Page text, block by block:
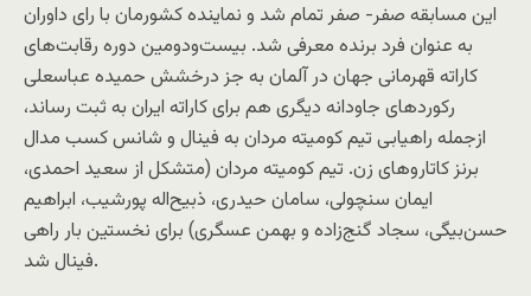
این مسابقه صفر- صفر تمام شد و نماینده کشورمان با رای داوران
به عنوان فرد برنده معرفی شد. بیست‌و‌دومین دوره رقابت‌های
کاراته قهرمانی جهان در آلمان به جز درخشش حمیده عباسعلی
رکوردهای جاودانه دیگری هم برای کاراته ایران به ثبت رساند،
ازجمله راهیابی تیم کومیته مردان به فینال و شانس کسب مدال
برنز کاتاروهای زن. تیم کومیته مردان (متشکل از سعید احمدی،
ایمان سنچولی، سامان حیدری، ذبیح‌اله پورشیب، ابراهیم
حسن‌بیگی، سجاد گنج‌زاده و بهمن عسگری) برای نخستین بار راهی
فینال شد.